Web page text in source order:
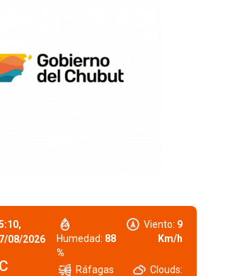
08/2026
Humedad: 88
%
Viento: 9
Km/h
Ráfagas
Clouds: